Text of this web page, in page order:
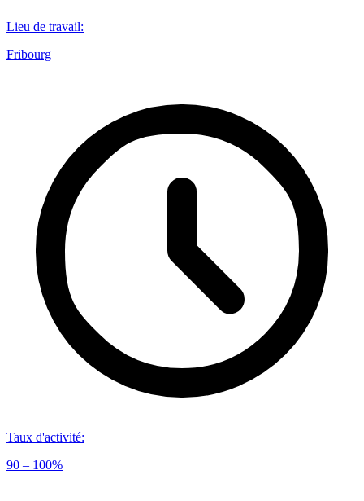
Lieu de travail:
Fribourg
Taux d'activité:
90 – 100%